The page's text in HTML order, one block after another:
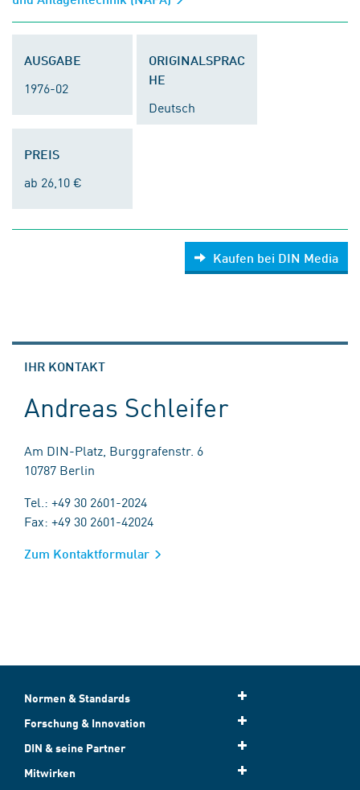
AUSGABE
1976-02
ORIGINALSPRAC
HE
Deutsch
PREIS
ab 26,10 €
Kaufen bei DIN Media
IHR KONTAKT
Andreas Schleifer
Am DIN-Platz, Burggrafenstr. 6
10787 Berlin
Tel.: +49 30 2601-2024
Fax: +49 30 2601-42024
Zum Kontaktformular
Normen & Standards
Forschung & Innovation
DIN & seine Partner
Mitwirken